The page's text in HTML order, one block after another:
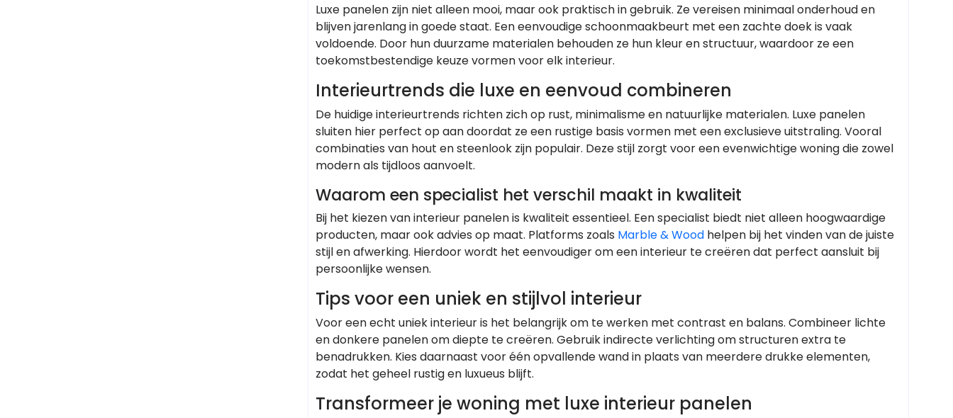
Luxe panelen zijn niet alleen mooi, maar ook praktisch in gebruik. Ze vereisen minimaal onderhoud en
blijven jarenlang in goede staat. Een eenvoudige schoonmaakbeurt met een zachte doek is vaak
voldoende. Door hun duurzame materialen behouden ze hun kleur en structuur, waardoor ze een
toekomstbestendige keuze vormen voor elk interieur.
Interieurtrends die luxe en eenvoud combineren
De huidige interieurtrends richten zich op rust, minimalisme en natuurlijke materialen. Luxe panelen
sluiten hier perfect op aan doordat ze een rustige basis vormen met een exclusieve uitstraling. Vooral
combinaties van hout en steenlook zijn populair. Deze stijl zorgt voor een evenwichtige woning die zowel
modern als tijdloos aanvoelt.
Waarom een specialist het verschil maakt in kwaliteit
Bij het kiezen van interieur panelen is kwaliteit essentieel. Een specialist biedt niet alleen hoogwaardige
producten, maar ook advies op maat. Platforms zoals Marble & Wood helpen bij het vinden van de juiste
stijl en afwerking. Hierdoor wordt het eenvoudiger om een interieur te creëren dat perfect aansluit bij
persoonlijke wensen.
Tips voor een uniek en stijlvol interieur
Voor een echt uniek interieur is het belangrijk om te werken met contrast en balans. Combineer lichte
en donkere panelen om diepte te creëren. Gebruik indirecte verlichting om structuren extra te
benadrukken. Kies daarnaast voor één opvallende wand in plaats van meerdere drukke elementen,
zodat het geheel rustig en luxueus blijft.
Transformeer je woning met luxe interieur panelen